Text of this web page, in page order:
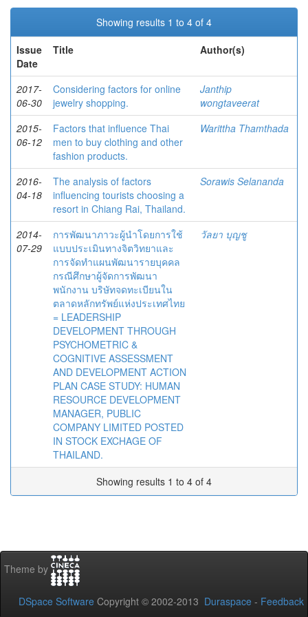
Showing results 1 to 4 of 4
Issue
Date
Title Author(s)
2017-
06-30
Considering factors for online
jewelry shopping.
Janthip
wongtaveerat
2015-
06-12
Factors that influence Thai
men to buy clothing and other
fashion products.
Warittha Thamthada
2016-
04-18
The analysis of factors
influencing tourists choosing a
resort in Chiang Rai, Thailand.
Sorawis Selananda
2014-
07-29
การพัฒนาภาวะผู้นำโดยการใช้
แบบประเมินทางจิตวิทยาและ
การจัดทำแผนพัฒนารายบุคคล
กรณีศึกษาผู้จัดการพัฒนา
พนักงาน บริษัทจดทะเบียนใน
ตลาดหลักทรัพย์แห่งประเทศไทย
= LEADERSHIP
DEVELOPMENT THROUGH
PSYCHOMETRIC &
COGNITIVE ASSESSMENT
AND DEVELOPMENT ACTION
PLAN CASE STUDY: HUMAN
RESOURCE DEVELOPMENT
MANAGER, PUBLIC
COMPANY LIMITED POSTED
IN STOCK EXCHAGE OF
THAILAND.
วัลยา บุญชู
Showing results 1 to 4 of 4
Theme by
DSpace Software Copyright © 2002-2013 Duraspace - Feedback